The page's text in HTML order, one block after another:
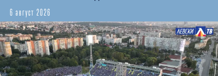
6 август 2026